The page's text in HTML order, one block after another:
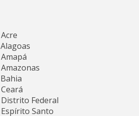
Federal
Santo